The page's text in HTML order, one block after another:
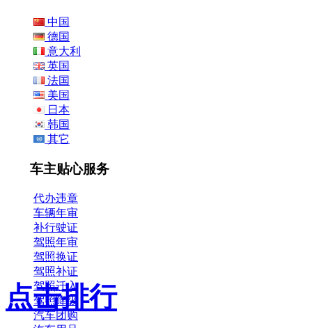
中国
德国
意大利
英国
法国
美国
日本
韩国
其它
车主贴心服务
代办违章
车辆年审
补行驶证
驾照年审
驾照换证
驾照补证
驾照迁入
驾照降级
汽车团购
点击排行